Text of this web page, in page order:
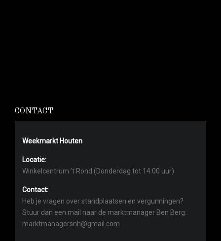
CONTACT
Weekmarkt Houten
Locatie:
Winkelcentrum ’t Rond (Donderdag tot 14:00 uur)
Contact:
Heb je vragen over standplaatsen en vergunningen?
Stuur dan een mail naar de marktmanager Ben Berg:
marktmanagersnh@gmail.com